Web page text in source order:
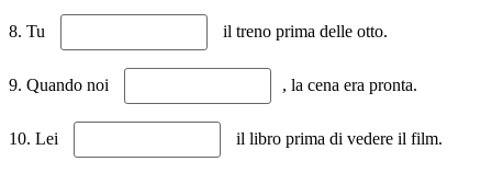
8. Tu il treno prima delle otto.
9. Quando noi , la cena era pronta.
10. Lei il libro prima di vedere il film.